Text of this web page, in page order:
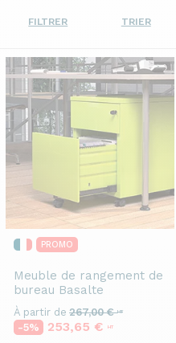
FILTRER TRIER
PROMO
Meuble de rangement de
bureau Basalte
À partir de 267,00 €HT
-5% 253,65 € HT